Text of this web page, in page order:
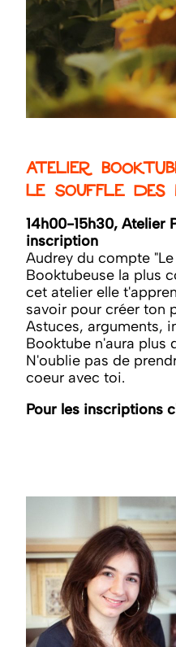
Atelier
Le Souffle des
14h00-15h30, Atelier
inscription
Audrey du compte
Booktubeuse la plus
cet atelier elle
savoir pour créer ton
Astuces, arguments,
Booktube n'aura plus
N'oublie pas de
coeur avec toi.
Pour les inscriptions